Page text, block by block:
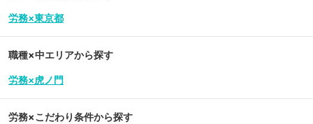
労務×東京都
職種×中エリアから探す
労務×虎ノ門
労務×こだわり条件から探す